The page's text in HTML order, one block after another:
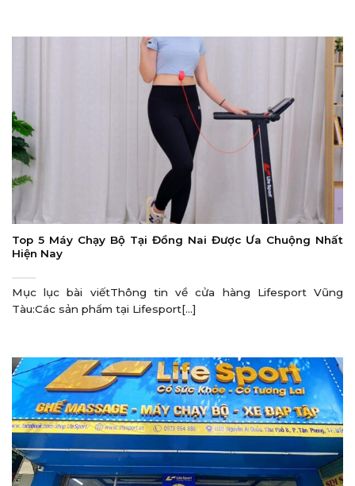
Top 5 Máy Chạy Bộ Tại Đồng Nai Được Ưa Chuộng Nhất
Hiện Nay
Mục lục bài viếtThông tin về cửa hàng Lifesport Vũng
Tàu:Các sản phẩm tại Lifesport[...]